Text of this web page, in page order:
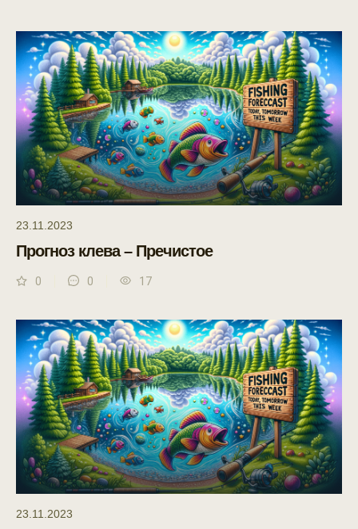
23.11.2023
Прогноз клева – Пречистое
0 0 17
23.11.2023